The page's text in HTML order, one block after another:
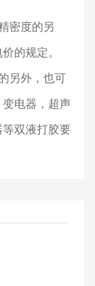
密度的另
的规定。
另外，也可
电器，超声
双液打胶要